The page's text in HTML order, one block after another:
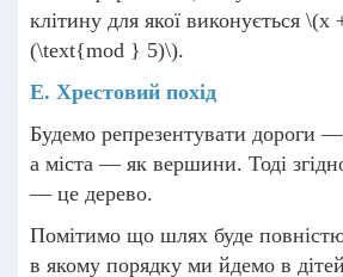
клітину для якої виконується \(x
(\text{mod } 5)\).
E. Хрестовий похід
Будемо репрезентувати дороги
а міста — як вершини. Тоді
— це дерево.
Помітимо що шлях буде
в якому порядку ми йдемо в